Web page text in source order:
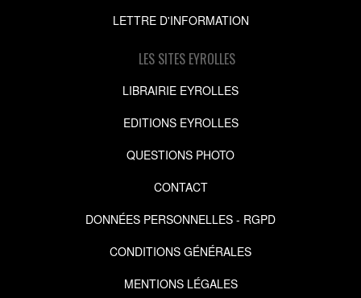
LETTRE D'INFORMATION
LES SITES EYROLLES
LIBRAIRIE EYROLLES
EDITIONS EYROLLES
QUESTIONS PHOTO
CONTACT
DONNÉES PERSONNELLES - RGPD
CONDITIONS GÉNÉRALES
MENTIONS LÉGALES